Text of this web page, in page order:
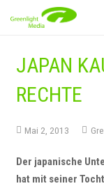
JAPAN
RECHTE
Mai 2, 2013
Der japanische
hat mit seiner